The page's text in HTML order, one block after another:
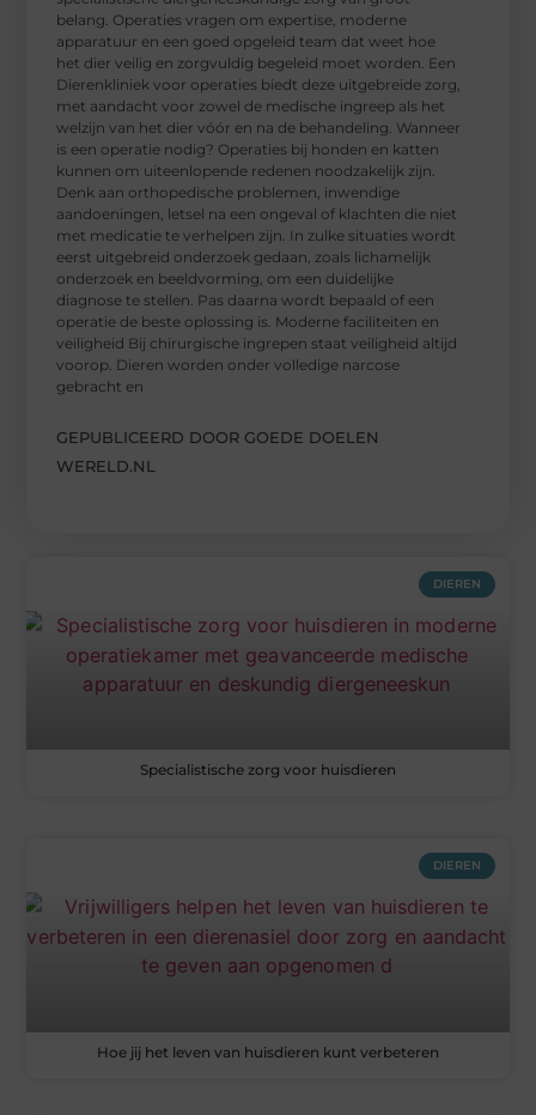
belang. Operaties vragen om expertise, moderne
apparatuur en een goed opgeleid team dat weet hoe
het dier veilig en zorgvuldig begeleid moet worden. Een
Dierenkliniek voor operaties biedt deze uitgebreide zorg,
met aandacht voor zowel de medische ingreep als het
welzijn van het dier vóór en na de behandeling. Wanneer
is een operatie nodig? Operaties bij honden en katten
kunnen om uiteenlopende redenen noodzakelijk zijn.
Denk aan orthopedische problemen, inwendige
aandoeningen, letsel na een ongeval of klachten die niet
met medicatie te verhelpen zijn. In zulke situaties wordt
eerst uitgebreid onderzoek gedaan, zoals lichamelijk
onderzoek en beeldvorming, om een duidelijke
diagnose te stellen. Pas daarna wordt bepaald of een
operatie de beste oplossing is. Moderne faciliteiten en
veiligheid Bij chirurgische ingrepen staat veiligheid altijd
voorop. Dieren worden onder volledige narcose
gebracht en
GEPUBLICEERD DOOR GOEDE DOELEN
WERELD.NL
DIEREN
Specialistische zorg voor huisdieren
DIEREN
Hoe jij het leven van huisdieren kunt verbeteren